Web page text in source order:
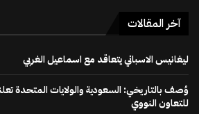
آخر المقالات
ليغانيس الاسباني يتعاقد مع اسماعيل الغربي
وُصف بالتاريخي: السعودية والولايات المتحدة
للتعاون النووي